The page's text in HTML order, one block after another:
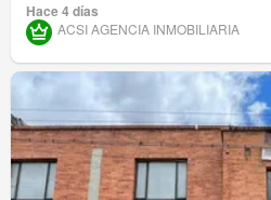
Hace 4 días
ACSI AGENCIA INMOBILIARIA